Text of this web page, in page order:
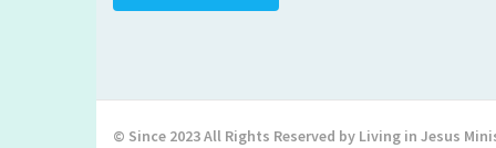
© Since 2023 All Rights Reserved by Living in Jesus